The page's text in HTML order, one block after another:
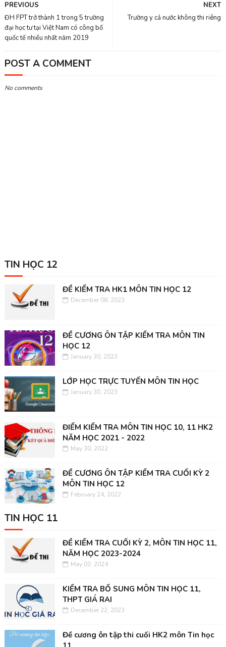
NEXT
Trường y cả nước không thi riêng
PREVIOUS
ĐH FPT trở thành 1 trong 5 trường
đại học tư tại Việt Nam có công bố
quốc tế nhiều nhất năm 2019
POST A COMMENT
No comments
TIN HỌC 12
ĐỀ KIỂM TRA HK1 MÔN TIN HỌC 12
December 08, 2023
ĐỀ CƯƠNG ÔN TẬP KIỂM TRA MÔN TIN
HỌC 12
January 30, 2023
LỚP HỌC TRỰC TUYẾN MÔN TIN HỌC
January 30, 2023
ĐIỂM KIỂM TRA MÔN TIN HỌC 10, 11 HK2
NĂM HỌC 2021 - 2022
May 30, 2022
ĐỀ CƯƠNG ÔN TẬP KIỂM TRA CUỐI KỲ 2
MÔN TIN HỌC 12
February 24, 2022
TIN HỌC 11
ĐỀ KIỂM TRA CUỐI KỲ 2, MÔN TIN HỌC 11,
NĂM HỌC 2023-2024
May 03, 2024
KIỂM TRA BỔ SUNG MÔN TIN HỌC 11,
THPT GIÁ RAI
December 22, 2023
Đề cương ôn tập thi cuối HK2 môn Tin học